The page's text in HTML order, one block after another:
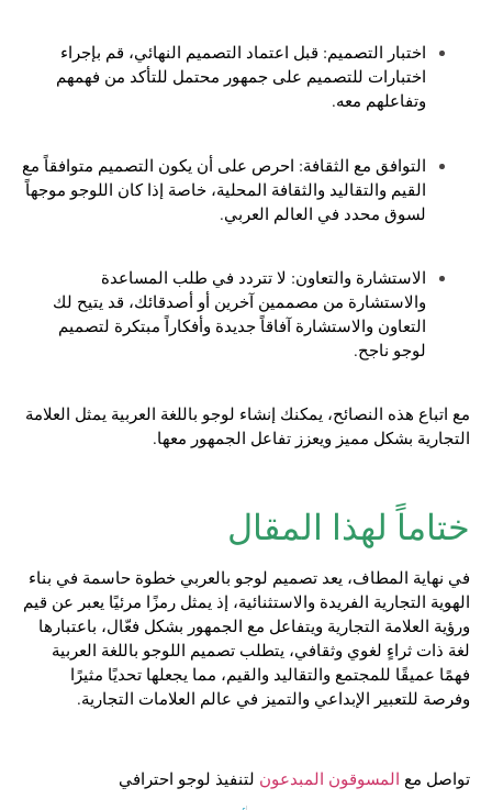
اختبار التصميم: قبل اعتماد التصميم النهائي، قم بإجراء
اختبارات للتصميم على جمهور محتمل للتأكد من فهمهم
وتفاعلهم معه.
التوافق مع الثقافة: احرص على أن يكون التصميم متوافقاً مع
القيم والتقاليد والثقافة المحلية، خاصة إذا كان اللوجو موجهاً
لسوق محدد في العالم العربي.
الاستشارة والتعاون: لا تتردد في طلب المساعدة
والاستشارة من مصممين آخرين أو أصدقائك، قد يتيح لك
التعاون والاستشارة آفاقاً جديدة وأفكاراً مبتكرة لتصميم
لوجو ناجح.
مع اتباع هذه النصائح، يمكنك إنشاء لوجو باللغة العربية يمثل العلامة
التجارية بشكل مميز ويعزز تفاعل الجمهور معها.
ختاماً لهذا المقال
في نهاية المطاف، يعد تصميم لوجو بالعربي خطوة حاسمة في بناء
الهوية التجارية الفريدة والاستثنائية، إذ يمثل رمزًا مرئيًا يعبر عن قيم
ورؤية العلامة التجارية ويتفاعل مع الجمهور بشكل فعّال، باعتبارها
لغة ذات ثراءٍ لغوي وثقافي، يتطلب تصميم اللوجو باللغة العربية
فهمًا عميقًا للمجتمع والتقاليد والقيم، مما يجعلها تحديًا مثيرًا
وفرصة للتعبير الإبداعي والتميز في عالم العلامات التجارية.
تواصل مع المسوقون المبدعون لتنفيذ لوجو احترافي